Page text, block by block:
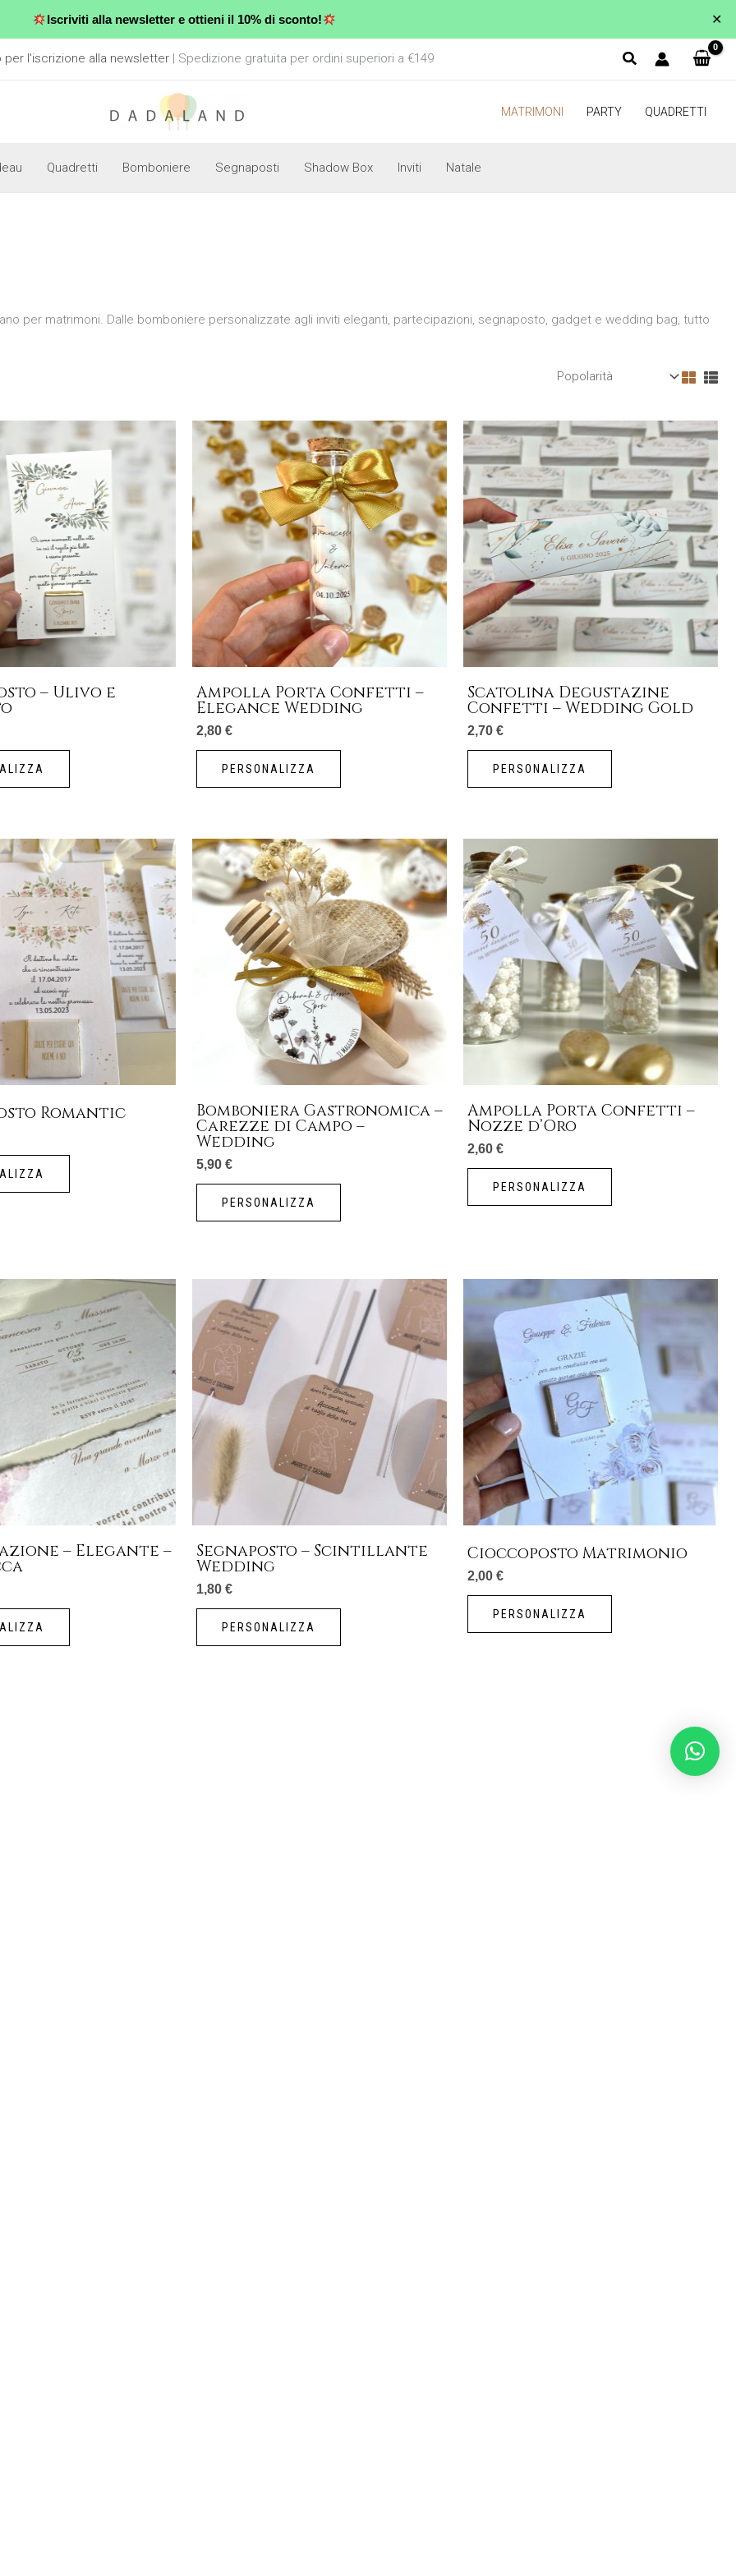
Iscriviti alla newsletter e ottieni il 10% di sconto! ✕
per l'iscrizione alla newsletter | Spedizione gratuita per ordini superiori a €149
MATRIMONI PARTY QUADRETTI
Quadretti Bomboniere Segnaposti Shadow Box Inviti Natale
per matrimoni. Dalle bomboniere personalizzate agli inviti eleganti, partecipazioni, segnaposto, gadget e wedding bag, tutto
– Ulivo e Ampolla Porta Confetti –
Elegance Wedding
2,80 €
PERSONALIZZA
Scatolina Degustazine
Confetti – Wedding Gold
2,70 €
PERSONALIZZA
Romantic Bomboniera Gastronomica –
Carezze di Campo –
Wedding
5,90 €
PERSONALIZZA
Ampolla Porta Confetti –
Nozze d’Oro
2,60 €
PERSONALIZZA
– Elegante – Segnaposto – Scintillante
Wedding
1,80 €
PERSONALIZZA
Cioccoposto Matrimonio
2,00 €
PERSONALIZZA